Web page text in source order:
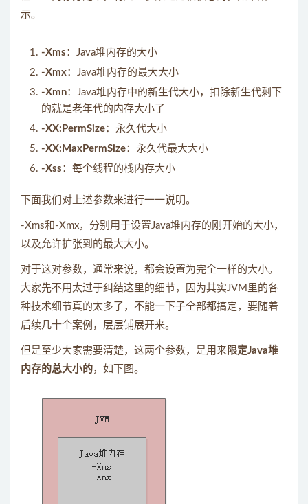
示。
-Xms ：Java堆内存的大小
-Xmx：Java堆内存的最大大小
-Xmn：Java堆内存中的新生代大小，扣除新生代剩下
的就是老年代的内存大小了
-XX:PermSize：永久代大小
-XX:MaxPermSize：永久代最大大小
-Xss ：每个线程的栈内存大小
下面我们对上述参数来进行一一说明。
-Xms和-Xmx，分别用于设置Java堆内存的刚开始的大小，
以及允许扩张到的最大大小。
对于这对参数，通常来说，都会设置为完全一样的大小。
大家先不用太过于纠结这里的细节，因为其实JVM里的各
种技术细节真的太多了，不能一下子全部都搞定，要随着
后续几十个案例，层层铺展开来。
但是至少大家需要清楚，这两个参数，是用来 限定Java堆
内存的总大小的，如下图。